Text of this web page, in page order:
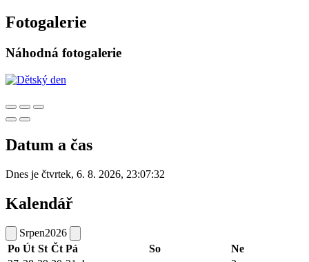
Fotogalerie
Náhodná fotogalerie
Datum a čas
Dnes je čtvrtek, 6. 8. 2026, 23:07:32
Kalendář
Srpen2026
Po Út St Čt Pá So
Ne